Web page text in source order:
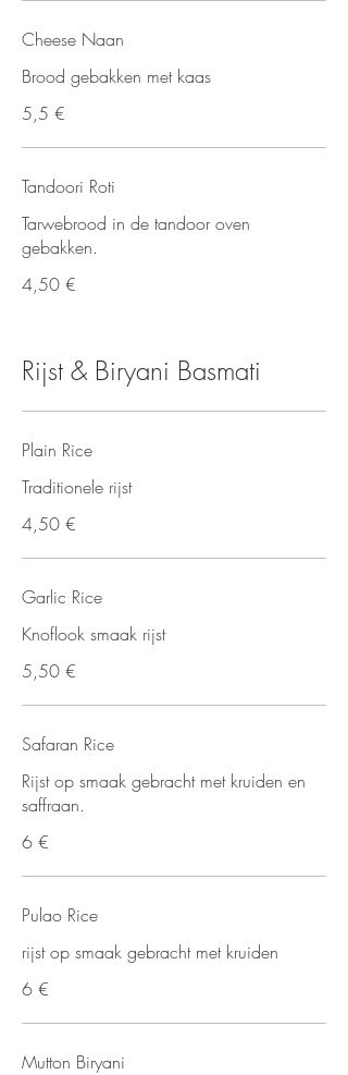
Cheese Naan
Brood gebakken met kaas
5,5 €
Tandoori Roti
Tarwebrood in de tandoor oven
gebakken.
4,50 €
Rijst & Biryani Basmati
Plain Rice
Traditionele rijst
4,50 €
Garlic Rice
Knoflook smaak rijst
5,50 €
Safaran Rice
Rijst op smaak gebracht met kruiden en
saffraan.
6 €
Pulao Rice
rijst op smaak gebracht met kruiden
6 €
Mutton Biryani